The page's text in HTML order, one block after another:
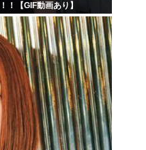
【GIF動画あり】